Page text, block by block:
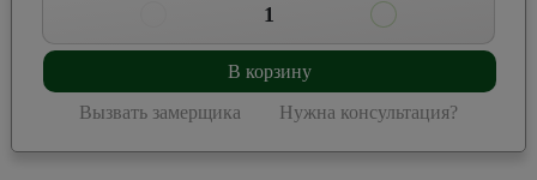
1
В корзину
Вызвать замерщика Нужна консультация?